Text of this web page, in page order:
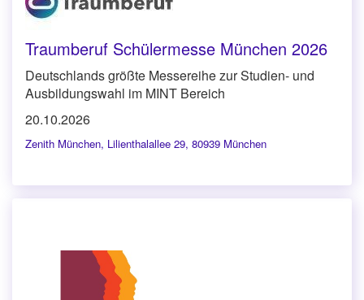
Traumberuf Schülermesse München 2026
Deutschlands größte Messereihe zur Studien- und
Ausbildungswahl im MINT Bereich
20.10.2026
Zenith München, Lilienthalallee 29, 80939 München